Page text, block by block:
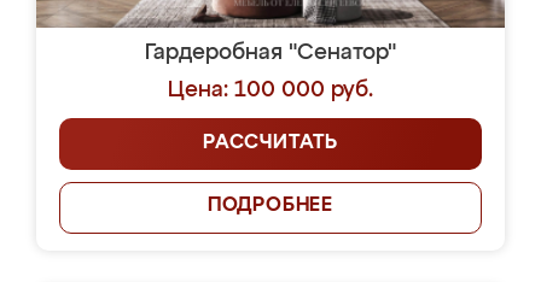
Гардеробная "Сенатор"
Цена: 100 000 руб.
РАССЧИТАТЬ
ПОДРОБНЕЕ